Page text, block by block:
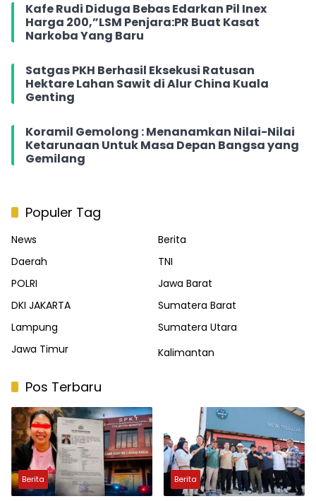
Kafe Rudi Diduga Bebas Edarkan Pil Inex
Harga 200,”LSM Penjara:PR Buat Kasat
Narkoba Yang Baru
Satgas PKH Berhasil Eksekusi Ratusan
Hektare Lahan Sawit di Alur China Kuala
Genting
Koramil Gemolong : Menanamkan Nilai-Nilai
Ketarunaan Untuk Masa Depan Bangsa yang
Gemilang
Populer Tag
News
Berita
Daerah
TNI
POLRI
Jawa Barat
DKI JAKARTA
Sumatera Barat
Lampung
Sumatera Utara
Jawa Timur
Kalimantan
Pos Terbaru
Berita Berita